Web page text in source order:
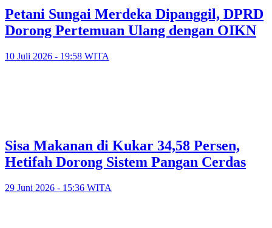
Petani Sungai Merdeka Dipanggil, DPRD
Dorong Pertemuan Ulang dengan OIKN
10 Juli 2026 - 19:58 WITA
Sisa Makanan di Kukar 34,58 Persen,
Hetifah Dorong Sistem Pangan Cerdas
29 Juni 2026 - 15:36 WITA